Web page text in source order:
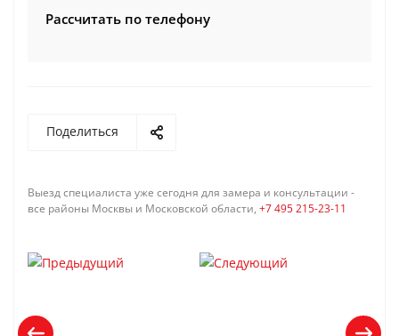
Рассчитать по телефону
Поделиться
Выезд специалиста уже сегодня для замера и консультации -
все районы Москвы и Московской области, +7 495 215-23-11